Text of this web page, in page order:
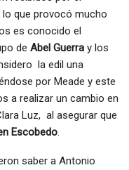
que provocó mucho
es conocido el
de Abel Guerra y los
la edil una
por Meade y este
a realizar un cambio en
Luz, al asegurar que
Escobedo.
saber a Antonio